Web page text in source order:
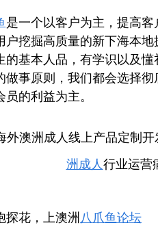
是一个以客户为主，提高
户挖掘高质量的新下海本
的基本人品，有学识以及
做事原则，我们都会选择
的利益为主。
外澳洲成人线上产品定制
洲成人行业运营
探花，上澳洲 八爪鱼论坛